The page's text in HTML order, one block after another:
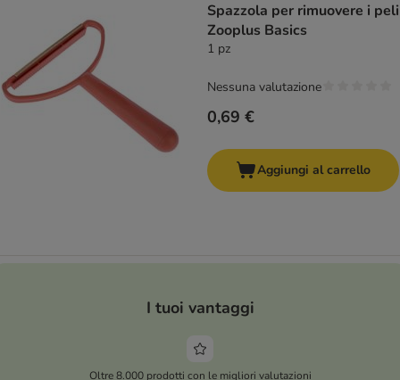
Spazzola per rimuovere i peli
Zooplus Basics
1 pz
0,69 €
Nessuna valutazione
Aggiungi al carrello
I tuoi vantaggi
Oltre 8.000 prodotti con le migliori valutazioni